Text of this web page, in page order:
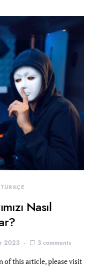
TÜRKÇE
Nasıl
2023 3 comments
of this article, please visit